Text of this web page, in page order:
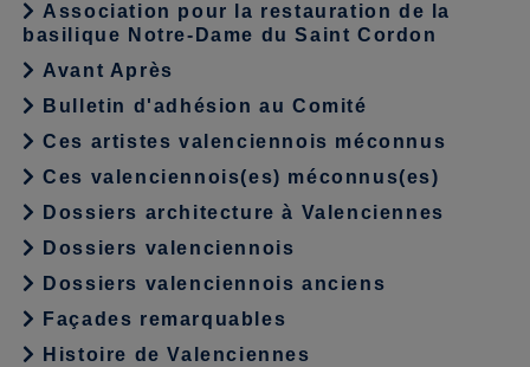
Association pour la restauration de la
basilique Notre-Dame du Saint Cordon
Avant Après
Bulletin d'adhésion au Comité
Ces artistes valenciennois méconnus
Ces valenciennois(es) méconnus(es)
Dossiers architecture à Valenciennes
Dossiers valenciennois
Dossiers valenciennois anciens
Façades remarquables
Histoire de Valenciennes